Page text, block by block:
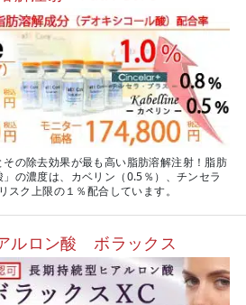
の除去効果が最も高い脂肪溶解注射！脂肪
の濃度は、カベリン（0.5％）、チンセラ
ク上限の１％配合しています。
ルロン酸 ボラックス